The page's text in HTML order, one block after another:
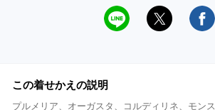
この着せかえの説明
プルメリア、オーガスタ、コルディリネ、モン